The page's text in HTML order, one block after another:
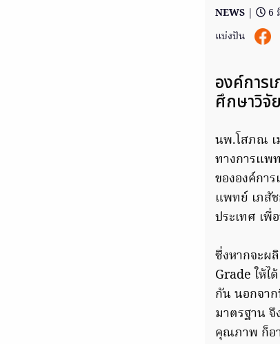
NEWS |
6
แบ่งปัน
องค์การ
ศึกษาวิจั
นพ.โสภณ เ
ทางการแพ
ขององค์กา
แพทย์ เภสั
ประเทศ เพื่
ซึ่งหากจะผ
Grade ให้
กัน นอกจา
มาตรฐาน จึ
คุณภาพ ก็อ